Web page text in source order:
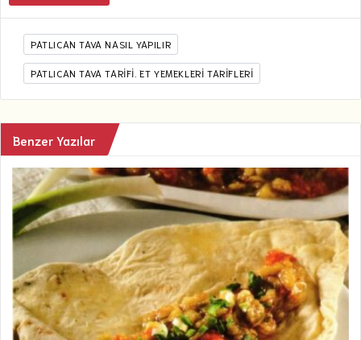
PATLICAN TAVA NASIL YAPILIR
PATLICAN TAVA TARIFI. ET YEMEKLERİ TARİFLERİ
Benzer Yazılar